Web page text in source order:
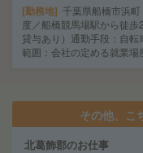
勤務地 千葉県船橋市浜
度／船橋競馬場駅から徒
貸与あり）通勤手段：自
範囲：会社の定める就業場
その他、こ
北葛飾郡のお仕事